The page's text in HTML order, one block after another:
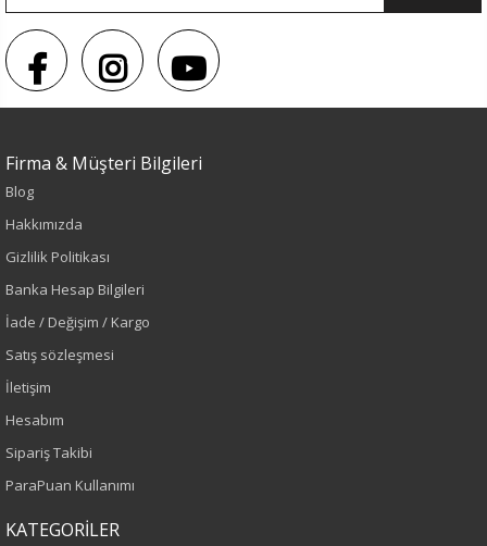
Sezon : YAZLIK
Renk
Sezon
Yaş Grubu
Bel
Firma & Müşteri Bilgileri
Blog
Hakkımızda
Gizlilik Politikası
Banka Hesap Bilgileri
İade / Değişim / Kargo
Satış sözleşmesi
İletişim
Hesabım
Sipariş Takibi
ParaPuan Kullanımı
KATEGORİLER